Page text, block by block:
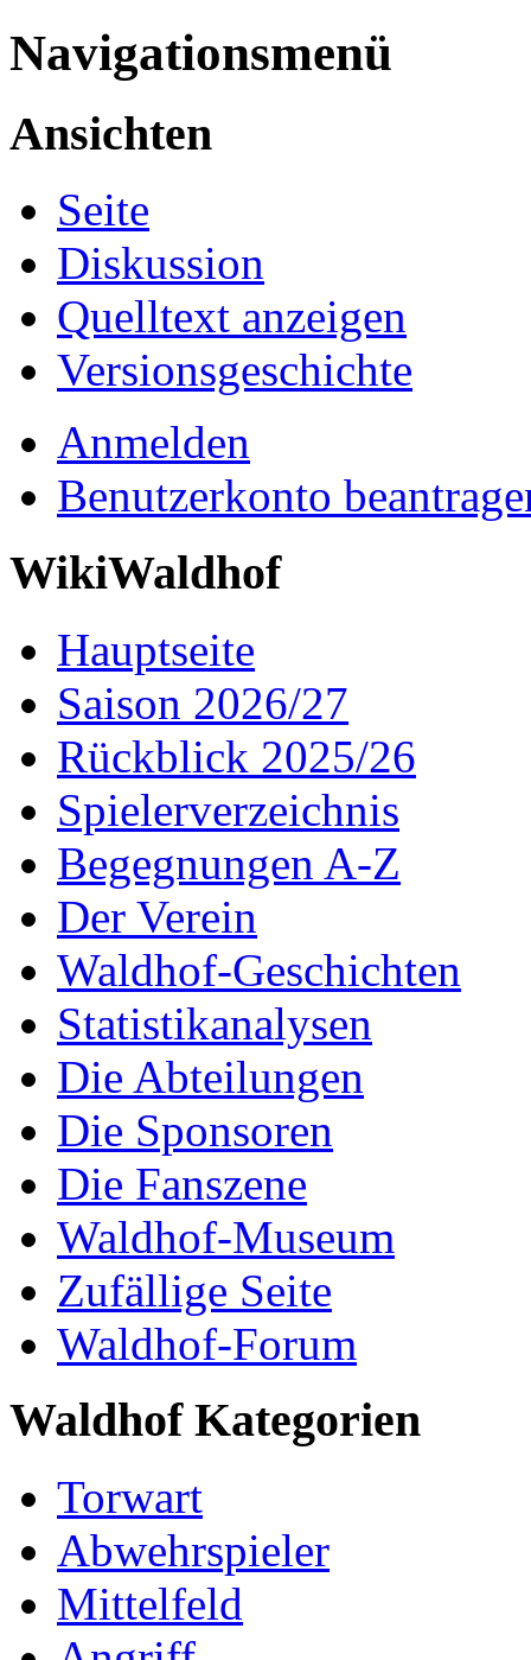
Navigationsmenü
Ansichten
Seite
Diskussion
Quelltext anzeigen
Versionsgeschichte
Anmelden
Benutzerkonto
WikiWaldhof
Hauptseite
Saison 2026/27
Rückblick 2025/26
Spielerverzeichnis
Begegnungen A-Z
Der Verein
Waldhof-Geschichten
Statistikanalysen
Die Abteilungen
Die Sponsoren
Die Fanszene
Waldhof-Museum
Zufällige Seite
Waldhof-Forum
Waldhof Kategorien
Torwart
Abwehrspieler
Mittelfeld